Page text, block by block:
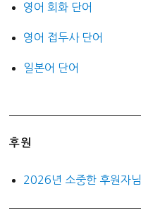
영어 회화 단어
영어 접두사 단어
일본어 단어
후원
2026년 소중한 후원자님